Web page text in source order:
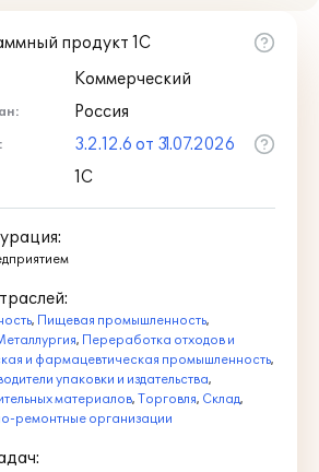
продукт 1С
Коммерческий
Россия
3.2.12.6 от 31.07.2026
1С
, Пищевая промышленность,
, Переработка отходов и
и фармацевтическая промышленность,
упаковки и издательства,
материалов, Торговля, Склад,
ремонтные организации